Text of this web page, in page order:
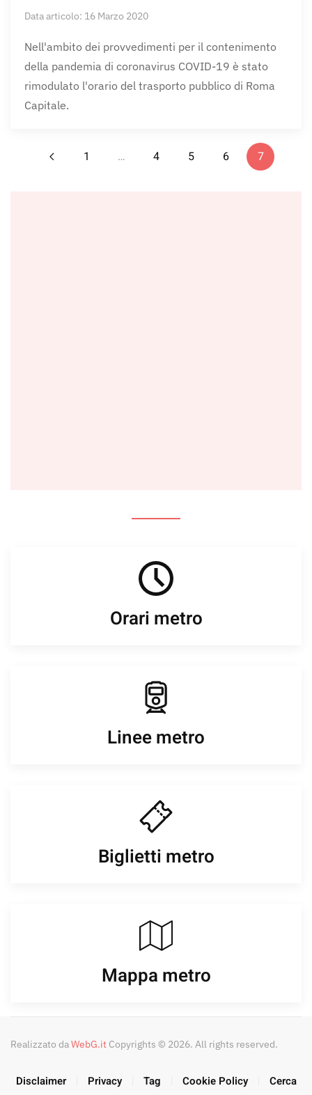
Data articolo: 16 Marzo 2020
Nell'ambito dei provvedimenti per il contenimento
della pandemia di coronavirus COVID-19 è stato
rimodulato l'orario del trasporto pubblico di Roma
Capitale.
1 … 4 5 6 7
Orari metro
Linee metro
Biglietti metro
Mappa metro
Realizzato daWebG.it Copyrights © 2026. All rights reserved.
Disclaimer Privacy Tag Cookie Policy Cerca